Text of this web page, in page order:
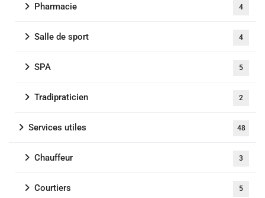
Pharmacie 4
Salle de sport 4
SPA 5
Tradipraticien 2
Services utiles 48
Chauffeur 3
Courtiers 5